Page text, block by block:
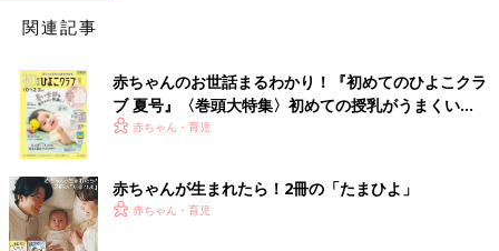
ゲットしたとのこと。後ろ側にはヒョウ柄のリボンが描かれてお
り、前後どちらから見てもかわいいデザインです♪ 派手すぎない
デザインなので着まわししやすく、デイリー使いにぴったり◎
総柄×メロウが今っぽい！ミニーマウス×デイジーダ
ックのハーフパンツ
関連記事
赤ちゃんのお世話まるわかり！『初めてのひよこクラ
ブ 夏号』〈巻頭大特集〉初めての授乳がうまくい
く！ おっぱい・ミルクの基本と夏のトラブル 解決テ
赤ちゃん・育児
赤ちゃんが生まれたら！2冊の「たまひよ」
赤ちゃん・育児